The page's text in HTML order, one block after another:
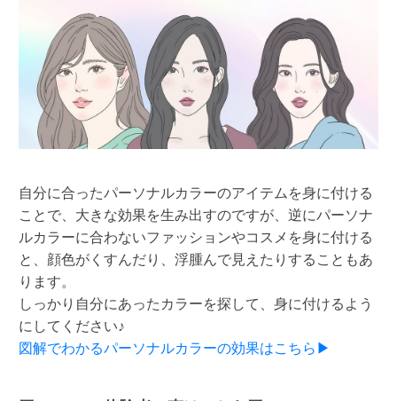
自分に合ったパーソナルカラーのアイテムを身に付ける
ことで、大きな効果を生み出すのですが、逆にパーソナ
ルカラーに合わないファッションやコスメを身に付ける
と、顔色がくすんだり、浮腫んで見えたりすることもあ
ります。
しっかり自分にあったカラーを探して、身に付けるよう
にしてください♪
図解でわかるパーソナルカラーの効果はこちら▶